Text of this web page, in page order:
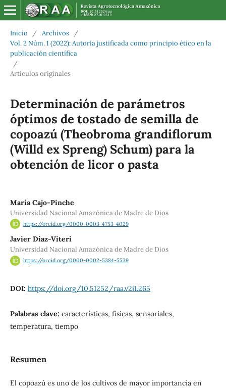
Inicio / Archivos
/
Vol. 2 Núm. 1 (2022): Autoría justificada como principio ético en la
publicación científica
/
Artículos originales
Determinación de parámetros
óptimos de tostado de semilla de
copoazú (Theobroma grandiflorum
(Willd ex Spreng) Schum) para la
obtención de licor o pasta
María Cajo-Pinche
Universidad Nacional Amazónica de Madre de Dios
https://orcid.org/0000-0003-4753-4029
Javier Díaz-Viteri
Universidad Nacional Amazónica de Madre de Dios
https://orcid.org/0000-0002-5384-5539
DOI: https://doi.org/10.51252/raa.v2i1.265
Palabras clave: características, físicas, sensoriales,
temperatura, tiempo
Resumen
El copoazú es uno de los cultivos de mayor importancia en